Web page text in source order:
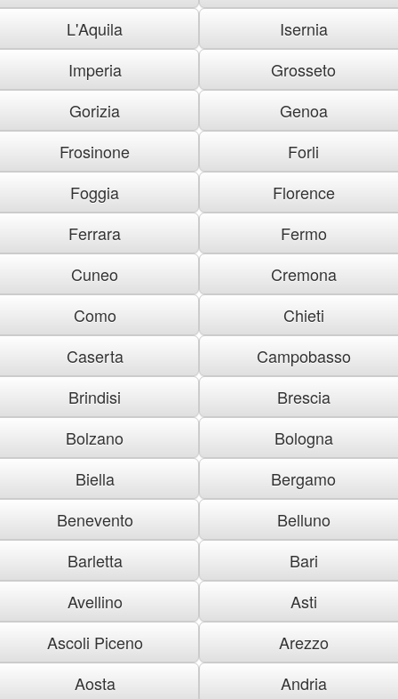
L'Aquila
Isernia
Imperia
Grosseto
Gorizia
Genoa
Frosinone
Forli
Foggia
Florence
Ferrara
Fermo
Cuneo
Cremona
Como
Chieti
Caserta
Campobasso
Brindisi
Brescia
Bolzano
Bologna
Biella
Bergamo
Benevento
Belluno
Barletta
Bari
Avellino
Asti
Ascoli Piceno
Arezzo
Aosta
Andria